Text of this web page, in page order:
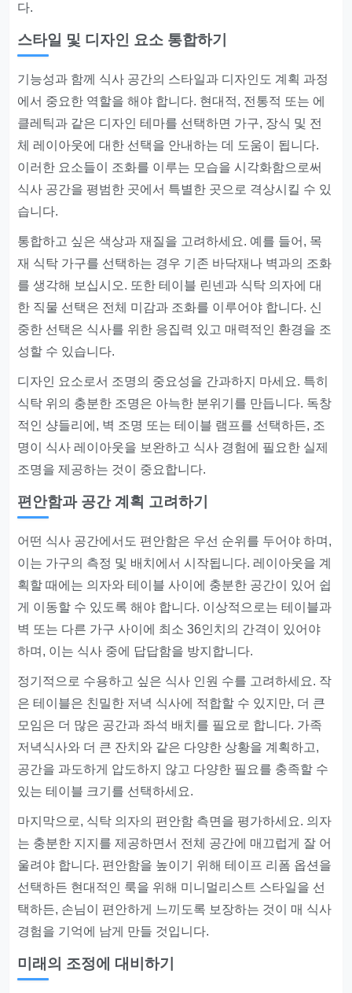
다.
스타일 및 디자인 요소 통합하기
기능성과 함께 식사 공간의 스타일과 디자인도 계획 과정
에서 중요한 역할을 해야 합니다. 현대적, 전통적 또는 에
클레틱과 같은 디자인 테마를 선택하면 가구, 장식 및 전
체 레이아웃에 대한 선택을 안내하는 데 도움이 됩니다.
이러한 요소들이 조화를 이루는 모습을 시각화함으로써
식사 공간을 평범한 곳에서 특별한 곳으로 격상시킬 수 있
습니다.
통합하고 싶은 색상과 재질을 고려하세요. 예를 들어, 목
재 식탁 가구를 선택하는 경우 기존 바닥재나 벽과의 조화
를 생각해 보십시오. 또한 테이블 린넨과 식탁 의자에 대
한 직물 선택은 전체 미감과 조화를 이루어야 합니다. 신
중한 선택은 식사를 위한 응집력 있고 매력적인 환경을 조
성할 수 있습니다.
디자인 요소로서 조명의 중요성을 간과하지 마세요. 특히
식탁 위의 충분한 조명은 아늑한 분위기를 만듭니다. 독창
적인 샹들리에, 벽 조명 또는 테이블 램프를 선택하든, 조
명이 식사 레이아웃을 보완하고 식사 경험에 필요한 실제
조명을 제공하는 것이 중요합니다.
편안함과 공간 계획 고려하기
어떤 식사 공간에서도 편안함은 우선 순위를 두어야 하며,
이는 가구의 측정 및 배치에서 시작됩니다. 레이아웃을 계
획할 때에는 의자와 테이블 사이에 충분한 공간이 있어 쉽
게 이동할 수 있도록 해야 합니다. 이상적으로는 테이블과
벽 또는 다른 가구 사이에 최소 36인치의 간격이 있어야
하며, 이는 식사 중에 답답함을 방지합니다.
정기적으로 수용하고 싶은 식사 인원 수를 고려하세요. 작
은 테이블은 친밀한 저녁 식사에 적합할 수 있지만, 더 큰
모임은 더 많은 공간과 좌석 배치를 필요로 합니다. 가족
저녁식사와 더 큰 잔치와 같은 다양한 상황을 계획하고,
공간을 과도하게 압도하지 않고 다양한 필요를 충족할 수
있는 테이블 크기를 선택하세요.
마지막으로, 식탁 의자의 편안함 측면을 평가하세요. 의자
는 충분한 지지를 제공하면서 전체 공간에 매끄럽게 잘 어
울려야 합니다. 편안함을 높이기 위해 테이프 리폼 옵션을
선택하든 현대적인 룩을 위해 미니멀리스트 스타일을 선
택하든, 손님이 편안하게 느끼도록 보장하는 것이 매 식사
경험을 기억에 남게 만들 것입니다.
미래의 조정에 대비하기